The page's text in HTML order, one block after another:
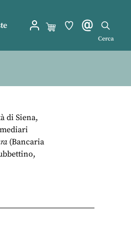
Cerca
di Siena,
(Bancaria